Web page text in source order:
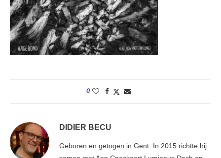
0
DIDIER BECU
Geboren en getogen in Gent. In 2015 richtte hij